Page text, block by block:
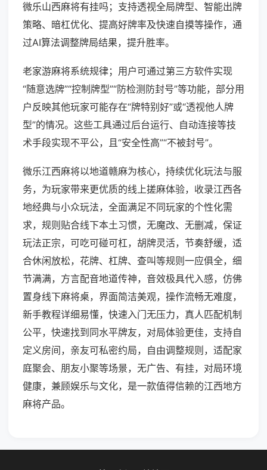
微乐山西麻将有挂吗；支持透视全局牌型、智能出牌
策略、暗杠优化、提高好牌率及快速自摸等操作，通
过AI算法调整牌局结果，提升胜率。
老家游麻将系统规律；用户可通过第三方软件实现
“随意选牌”“控制牌型”“防检测防封号”等功能，部分用
户反映其他玩家可能存在“牌特别好”或“透视他人牌
型”的情况。这些工具通过后台运行、自动连接等技
术手段实现不平公，且“安全性高”“不被封号”。
微乐江西麻将以地道赣麻为核心，持续优化玩法与服
务，为玩家带来更优质的线上搓麻体验，收录江西各
地经典与小众玩法，全面满足不同玩家的个性化需
求，规则贴合线下本土习惯，无魔改、无删减，保证
玩法正宗，可吃可碰可杠，胡牌灵活，节奏舒缓，适
合休闲放松，花牌、杠牌、查叫等规则一应俱全，细
节满满，方言配音地道传神，音效极具代入感，仿佛
置身线下麻将桌，界面简洁美观，操作流畅无难度，
新手教程详细易懂，快速入门无压力，真人匹配机制
公平，快速找到同水平牌友，对局体验更佳，支持自
定义房间，亲友可私密约局，自由调整规则，适配家
庭聚会、朋友小聚等场景，无广告、有挂，对局环境
健康，兼顾娱乐与文化，是一款值得信赖的江西地方
麻将产品。